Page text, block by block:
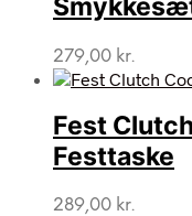
279,00 kr.
Fest
Festtaske
289,00 kr.